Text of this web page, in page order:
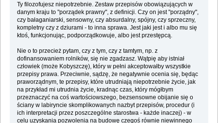
Ty filozofujesz niepotrzebnie. Zestaw przepisów obowiązujących w
danym kraju to "porządek prawny", z definicji. Czy on jest "porządny",
czy bałaganiarski, sensowny, czy absurdalny, spójny, czy sprzeczny,
kompletny czy z dziurami - to inna sprawa. Jest jaki jest i albo mu się
ktoś, funkcjonując, podporządkowuje, albo jest przestępcą.
Nie o to przecież pytam, czy z tym, czy z tamtym, np. z
dofinansowaniem rolników, się nie zgadzasz. Wątpię aby istniał
człowiek (może Kobyszczę), który w pełni akceptowałby wszystkie
przepisy prawa. Przeciwnie, sądzę, że negatywnie ocenia się, będąc
praworządnym, te przepisy, które utrudniają niepotrzebnie życie, jak
na przykład mi utrudnia życie, kradnąc czas, który mógłbym
przeznaczyć na coś wartościowszego, bezsensowne obijanie się o
ściany w labiryncie skomplikowanych nazbyt przepisów, procedur (i
ich interpretacji przez poszczególne starostwa - każde inaczej) - w
celu uzyskania pozwolenia na budowę czegoś równie niewinnego